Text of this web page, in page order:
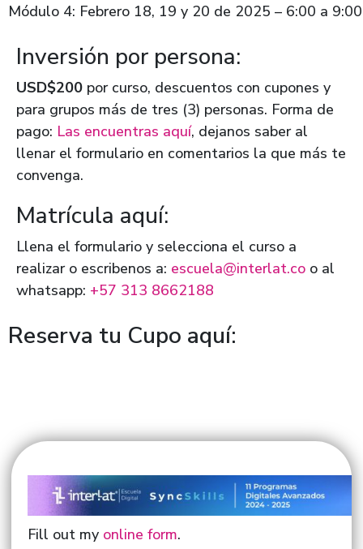
Módulo 4: Febrero 18, 19 y 20 de 2025 – 6:00 a
Inversión por persona:
USD$200 por curso, descuentos con cupones y
para grupos más de tres (3) personas. Forma de
pago: Las encuentras aquí, dejanos saber al
llenar el formulario en comentarios la que más te
convenga.
Matrícula aquí:
Llena el formulario y selecciona el curso a
realizar o escribenos a: escuela@interlat.co o al
whatsapp: +57 313 8662188
Reserva tu Cupo aquí:
Fill out my online form.